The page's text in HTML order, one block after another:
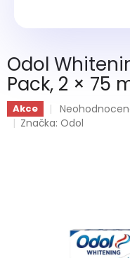
Odol
Pack, 2 × 75
Akce
Průměrné
hodnocení
Značka:Odol